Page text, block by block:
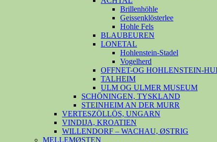
Brillenhöhle
Geissenklösterlee
Hohle Fels
BLAUBEUREN
LONETAL
Hohlenstein-Stadel
Vogelherd
OFFNET-OG HOHLENSTEIN-
TALHEIM
ULM OG ULMER MUSEUM
SCHÖNINGEN, TYSKLAND
STEINHEIM AN DER MURR
VERTESZÖLLÖS, UNGARN
VINDIJA, KROATIEN
WILLENDORF – WACHAU, ØSTRIG
MELLEMØSTEN